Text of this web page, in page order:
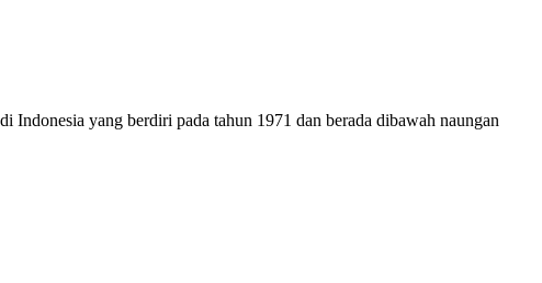
yang berdiri pada tahun 1971 dan berada dibawah naungan